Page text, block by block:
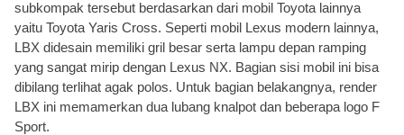
subkompak tersebut berdasarkan dari mobil Toyota lainnya
yaitu Toyota Yaris Cross. Seperti mobil Lexus modern lainnya,
LBX didesain memiliki gril besar serta lampu depan ramping
yang sangat mirip dengan Lexus NX. Bagian sisi mobil ini bisa
dibilang terlihat agak polos. Untuk bagian belakangnya, render
LBX ini memamerkan dua lubang knalpot dan beberapa logo F
Sport.